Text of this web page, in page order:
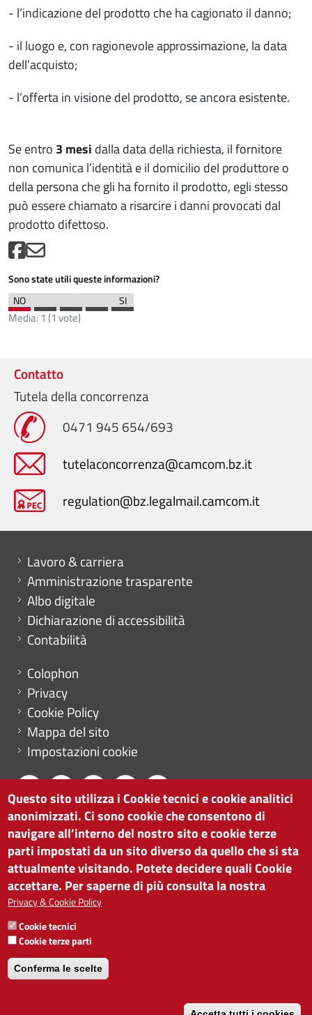
- l’indicazione del prodotto che ha cagionato il danno;
- il luogo e, con ragionevole approssimazione, la data
dell’acquisto;
- l’offerta in visione del prodotto, se ancora esistente.
Se entro 3 mesi dalla data della richiesta, il fornitore
non comunica l’identità e il domicilio del produttore o
della persona che gli ha fornito il prodotto, egli stesso
può essere chiamato a risarcire i danni provocati dal
prodotto difettoso.
Sono state utili queste informazioni?
Media:1 (1 vote)
Contatto
Tutela della concorrenza
0471 945 654/693
tutelaconcorrenza@camcom.bz.it
regulation@bz.legalmail.camcom.it
Mini menu di servizio
Lavoro & carriera
Amministrazione trasparente
Albo digitale
Dichiarazione di accessibilità
Contabilità
Menu footer
Colophon
Privacy
Cookie Policy
Mappa del sito
Impostazioni cookie
CAMERA DI COMMERCIO DI BOLZANO
via Alto Adige 60 | I-39100 Bolzano
tel. 0471 945 511 |info@camcom.bz.it
Partita IVA: 00376420212
ISTITUTO PER LA PROMOZIONE DELLO
SVILUPPO ECONOMICO
Partita IVA: 01716880214
Questo sito utilizza i Cookie tecnici e cookie analitici
anonimizzati. Ci sono cookie che consentono di
navigare all’interno del nostro sito e cookie terze
parti impostati da un sito diverso da quello che si sta
attualmente visitando. Potete decidere quali Cookie
accettare. Per saperne di più consulta la nostra
Privacy & Cookie Policy
Cookie tecnici
Cookie terze parti
Conferma le scelte